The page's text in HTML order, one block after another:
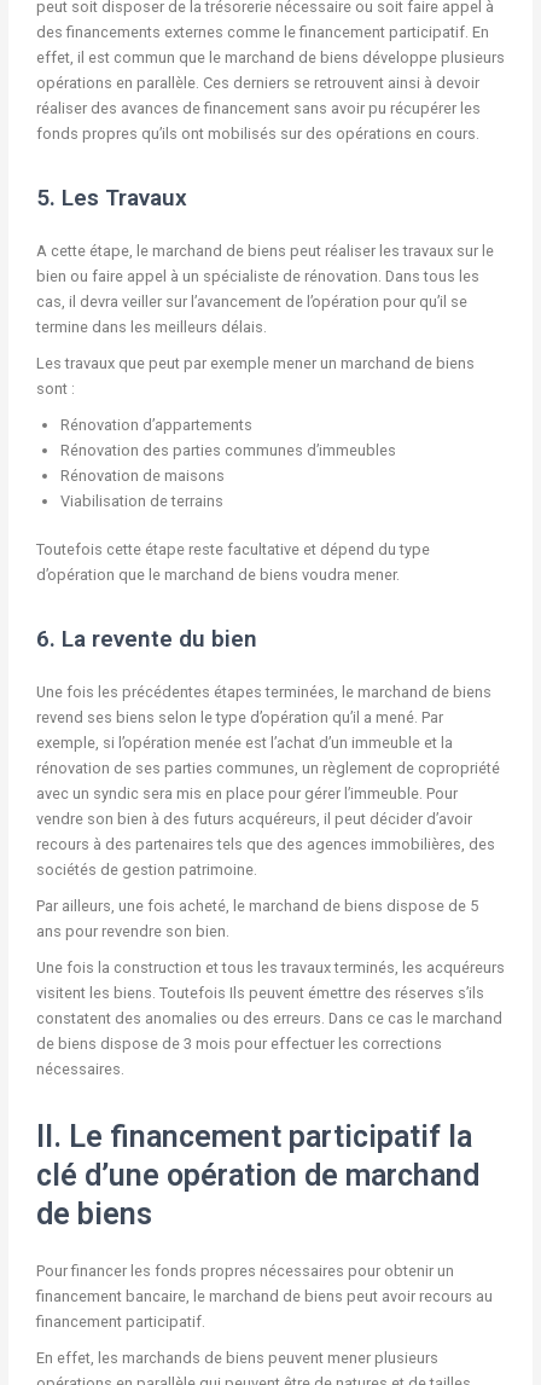
peut soit disposer de la trésorerie nécessaire ou soit faire appel à
des financements externes comme le financement participatif. En
effet, il est commun que le marchand de biens développe plusieurs
opérations en parallèle. Ces derniers se retrouvent ainsi à devoir
réaliser des avances de financement sans avoir pu récupérer les
fonds propres qu’ils ont mobilisés sur des opérations en cours.
5. Les Travaux
A cette étape, le marchand de biens peut réaliser les travaux sur le
bien ou faire appel à un spécialiste de rénovation. Dans tous les
cas, il devra veiller sur l’avancement de l’opération pour qu’il se
termine dans les meilleurs délais.
Les travaux que peut par exemple mener un marchand de biens
sont :
Rénovation d’appartements
Rénovation des parties communes d’immeubles
Rénovation de maisons
Viabilisation de terrains
Toutefois cette étape reste facultative et dépend du type
d’opération que le marchand de biens voudra mener.
6. La revente du bien
Une fois les précédentes étapes terminées, le marchand de biens
revend ses biens selon le type d’opération qu’il a mené. Par
exemple, si l’opération menée est l’achat d’un immeuble et la
rénovation de ses parties communes, un règlement de copropriété
avec un syndic sera mis en place pour gérer l’immeuble. Pour
vendre son bien à des futurs acquéreurs, il peut décider d’avoir
recours à des partenaires tels que des agences immobilières, des
sociétés de gestion patrimoine.
Par ailleurs, une fois acheté, le marchand de biens dispose de 5
ans pour revendre son bien.
Une fois la construction et tous les travaux terminés, les acquéreurs
visitent les biens. Toutefois Ils peuvent émettre des réserves s’ils
constatent des anomalies ou des erreurs. Dans ce cas le marchand
de biens dispose de 3 mois pour effectuer les corrections
nécessaires.
II. Le financement participatif la
clé d’une opération de marchand
de biens
Pour financer les fonds propres nécessaires pour obtenir un
financement bancaire, le marchand de biens peut avoir recours au
financement participatif.
En effet, les marchands de biens peuvent mener plusieurs